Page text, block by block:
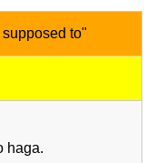
to"
haga.